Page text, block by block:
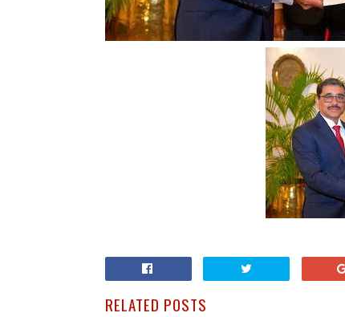
RELATED POSTS